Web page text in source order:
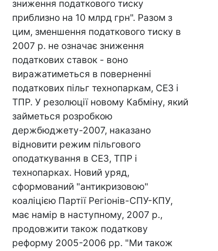
зниження податкового тиску
приблизно на 10 млрд грн". Разом з
цим, зменшення податкового тиску в
2007 р. не означає зниження
податкових ставок - воно
виражатиметься в поверненні
податкових пільг технопаркам, СЕЗ і
ТПР. У резолюції новому Кабміну, який
займеться розробкою
держбюджету-2007, наказано
відновити режим пільгового
оподаткування в СЕЗ, ТПР і
технопарках. Новий уряд,
сформований "антикризовою"
коаліцією Партії Регіонів-СПУ-КПУ,
має намір в наступному, 2007 р.,
продовжити також податкову
реформу 2005-2006 рр. "Ми також